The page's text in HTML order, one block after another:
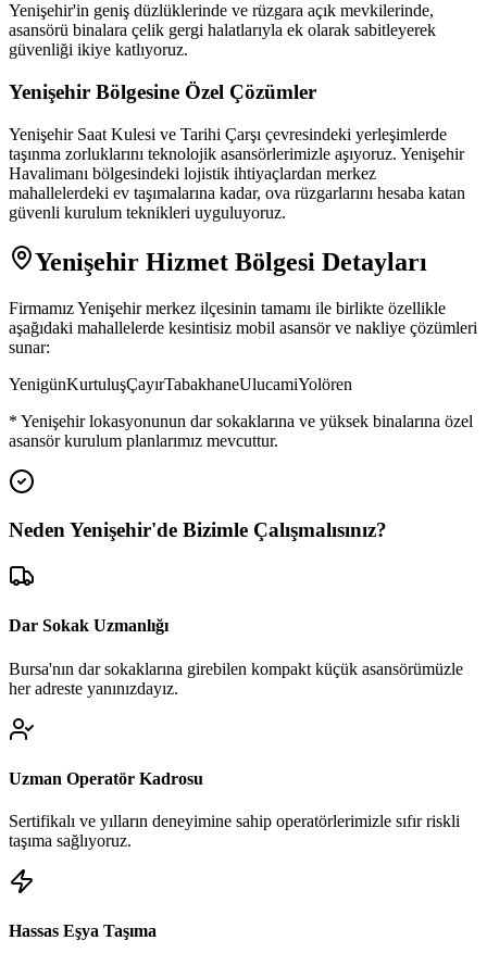
Yenişehir'in geniş düzlüklerinde ve rüzgara açık mevkilerinde,
asansörü binalara çelik gergi halatlarıyla ek olarak sabitleyerek
güvenliği ikiye katlıyoruz.
Yenişehir Bölgesine Özel Çözümler
Yenişehir Saat Kulesi ve Tarihi Çarşı çevresindeki yerleşimlerde
taşınma zorluklarını teknolojik asansörlerimizle aşıyoruz. Yenişehir
Havalimanı bölgesindeki lojistik ihtiyaçlardan merkez
mahallelerdeki ev taşımalarına kadar, ova rüzgarlarını hesaba katan
güvenli kurulum teknikleri uyguluyoruz.
Yenişehir Hizmet Bölgesi Detayları
FirmamızYenişehir merkez ilçesinin tamamı ile birlikte özellikle
aşağıdaki mahallelerde kesintisiz mobil asansör ve nakliye çözümleri
sunar:
YenigünKurtuluşÇayırTabakhaneUlucamiYolören
* Yenişehir lokasyonunun dar sokaklarına ve yüksek binalarına özel
asansör kurulum planlarımız mevcuttur.
NedenYenişehir'de Bizimle Çalışmalısınız?
Dar Sokak Uzmanlığı
Bursa'nın dar sokaklarına girebilen kompakt küçük asansörümüzle
her adreste yanınızdayız.
Uzman Operatör Kadrosu
Sertifikalı ve yılların deneyimine sahip operatörlerimizle sıfır riskli
taşıma sağlıyoruz.
Hassas Eşya Taşıma